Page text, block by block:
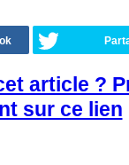
article ?
sur ce lien